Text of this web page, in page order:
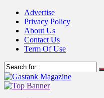
Advertise
Privacy Policy
About Us
Contact Us
Term Of Use